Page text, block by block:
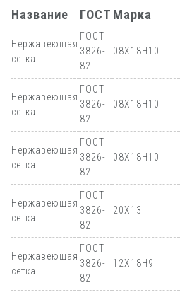
Название ГОСТ Марка
Нержавеющая
сетка
ГОСТ
3826-
82
08Х18Н10
Нержавеющая
сетка
ГОСТ
3826-
82
08Х18Н10
Нержавеющая
сетка
ГОСТ
3826-
82
08Х18Н10
Нержавеющая
сетка
ГОСТ
3826-
82
20Х13
Нержавеющая
сетка
ГОСТ
3826-
82
12Х18Н9